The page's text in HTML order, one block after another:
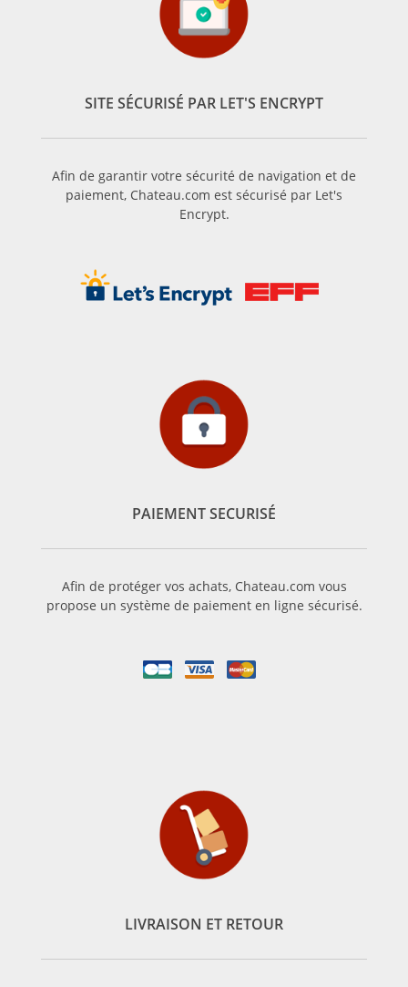
SITE SÉCURISÉ PAR LET'S ENCRYPT
Afin de garantir votre sécurité de navigation et de
paiement, Chateau.com est sécurisé par Let's
Encrypt.
PAIEMENT SECURISÉ
Afin de protéger vos achats, Chateau.com vous
propose un système de paiement en ligne sécurisé.
LIVRAISON ET RETOUR